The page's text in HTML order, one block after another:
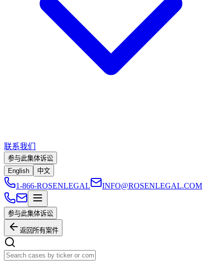
联系我们
参与此集体诉讼
English
中文
1-866-ROSENLEGAL INFO@ROSENLEGAL.COM
参与此集体诉讼
返回所有案件